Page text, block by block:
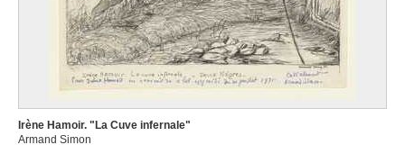
Irène Hamoir. "La Cuve infernale"
Armand Simon